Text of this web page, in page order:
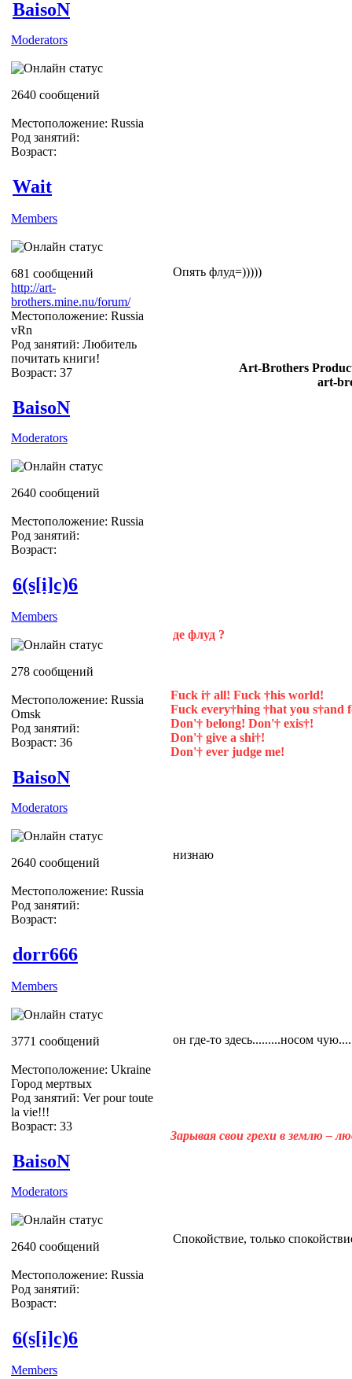
BaisoN
Moderators
2640 сообщений
Местоположение: Russia
Род занятий:
Возраст:
Wait
Members
681 сообщений
http://art-
brothers.mine.nu/forum/
Местоположение: Russia
vRn
Род занятий: Любитель
почитать книги!
Возраст: 37
Опять флуд=)))))
Art-Brothers
art-
BaisoN
Moderators
2640 сообщений
Местоположение: Russia
Род занятий:
Возраст:
6(s[i]c)6
Members
278 сообщений
Местоположение: Russia
Omsk
Род занятий:
Возраст: 36
де флуд ?
Fuck i† all! Fuck †his world!
Fuck every†hing †hat you s†and
Don'† belong! Don'† exis†!
Don'† give a shi†!
Don'† ever judge me!
BaisoN
Moderators
2640 сообщений
Местоположение: Russia
Род занятий:
Возраст:
низнаю
dorr666
Members
3771 сообщений
Местоположение: Ukraine
Город мертвых
Род занятий: Ver pour toute
la vie!!!
Возраст: 33
он где-то здесь.........носом
Зарывая свои грехи в землю –
BaisoN
Moderators
2640 сообщений
Местоположение: Russia
Род занятий:
Возраст:
Спокойствие, только
6(s[i]c)6
Members